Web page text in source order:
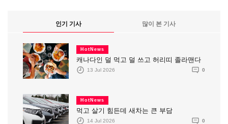
인기 기사 많이 본 기사
HotNews
캐나다인 덜 먹고 덜 쓰고 허리띠 졸라맨다
13 Jul 2026 0
HotNews
먹고 살기 힘든데 새차는 큰 부담
14 Jul 2026 0